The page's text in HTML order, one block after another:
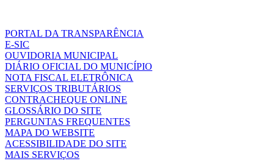
PORTAL DA TRANSPARÊNCIA
E-SIC
OUVIDORIA MUNICIPAL
DIÁRIO OFICIAL DO MUNICÍPIO
NOTA FISCAL ELETRÔNICA
SERVIÇOS TRIBUTÁRIOS
CONTRACHEQUE ONLINE
GLOSSÁRIO DO SITE
PERGUNTAS FREQUENTES
MAPA DO WEBSITE
ACESSIBILIDADE DO SITE
MAIS SERVIÇOS